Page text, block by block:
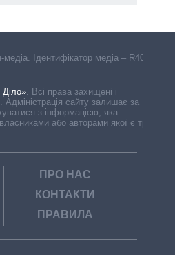
Ідентифікатор медіа – R40-
Діло». Всі права захищені і
сайту залишає за
з інформацією, яка
або авторами якої є треті
ПРО НАС
КОНТАКТИ
ПРАВИЛА